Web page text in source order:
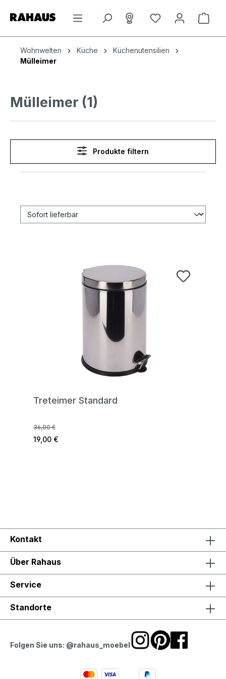
Du hast 0
Wohnwelten Küche
Küchenutensilien
Mülleimer
Mülleimer (1)
Produkte filtern
Treteimer Standard
36,00 €
19,00 €
Kontakt
Über Rahaus
Service
Standorte
Folgen Sie uns: @rahaus_moebel